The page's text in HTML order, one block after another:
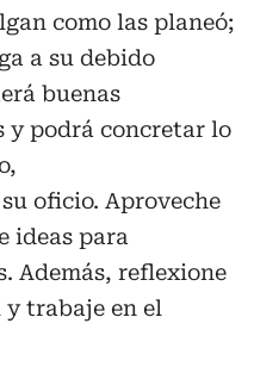
como las planeó;
a su debido
buenas
y podrá concretar lo
oficio. Aproveche
ideas para
Además, reflexione
trabaje en el